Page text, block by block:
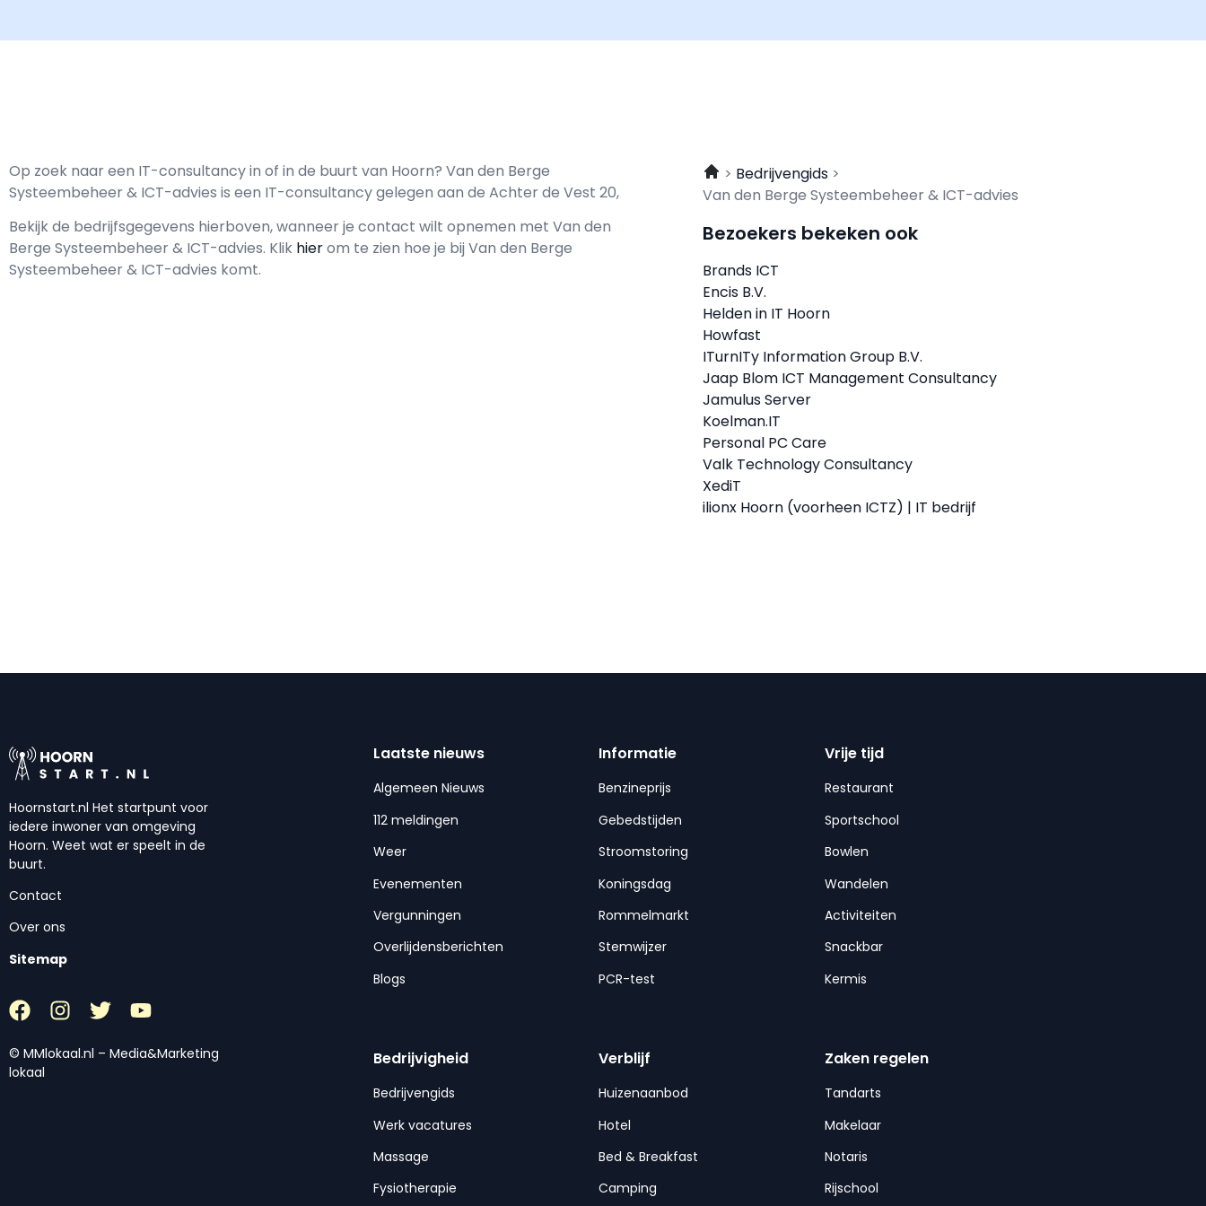
Op zoek naar een IT-consultancy in of in de buurt van Hoorn? Van den Berge
Systeembeheer & ICT-advies is een IT-consultancy gelegen aan de Achter de Vest 20,
Bekijk de bedrijfsgegevens hierboven, wanneer je contact wilt opnemen met Van den
Berge Systeembeheer & ICT-advies. Klik hierom te zien hoe je bij Van den Berge
Systeembeheer & ICT-advies komt.
Bedrijvengids
Van den Berge Systeembeheer & ICT-advies
Bezoekers bekeken ook
Brands ICT
Encis B.V.
Helden in IT Hoorn
Howfast
ITurnITy Information Group B.V.
Jaap Blom ICT Management Consultancy
Jamulus Server
Koelman.IT
Personal PC Care
Valk Technology Consultancy
XediT
ilionx Hoorn (voorheen ICTZ) | IT bedrijf
Hoornstart.nl Het startpunt voor
iedere inwoner van omgeving
Hoorn. Weet wat er speelt in de
buurt.
Contact
Over ons
Sitemap
© MMlokaal.nl – Media&Marketing
lokaal
Laatste nieuws
Algemeen Nieuws
112 meldingen
Weer
Evenementen
Vergunningen
Overlijdensberichten
Blogs
Informatie
Benzineprijs
Gebedstijden
Stroomstoring
Koningsdag
Rommelmarkt
Stemwijzer
PCR-test
Vrije tijd
Restaurant
Sportschool
Bowlen
Wandelen
Activiteiten
Snackbar
Kermis
Bedrijvigheid
Bedrijvengids
Werk vacatures
Massage
Fysiotherapie
Verblijf
Huizenaanbod
Hotel
Bed & Breakfast
Camping
Zaken regelen
Tandarts
Makelaar
Notaris
Rijschool